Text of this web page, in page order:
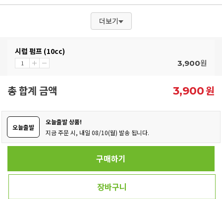
더보기
시럽 펌프 (10cc)
3,900원
총 합계 금액 3,900원
오늘출발
오늘출발 상품!
지금 주문 시, 내일 08/10(월) 발송 됩니다.
구매하기
장바구니